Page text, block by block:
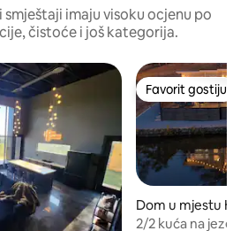
smještaji imaju visoku ocjenu po
čistoće i još kategorija.
Favorit gostiju
Favorit gostiju
Dom u mjestu
Springs
2/2 kuća na